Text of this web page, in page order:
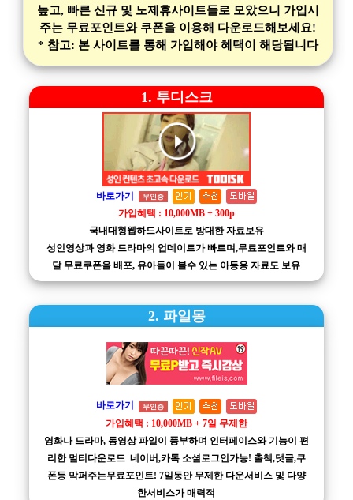
높고, 빠른 신규 및 노제휴사이트들로 모았으니 가입시
주는 무료포인트와 쿠폰을 이용해 다운로드해보세요!
* 참고: 본 사이트를 통해 가입해야 혜택이 해당됩니다
1. 투디스크
바로가기 무인증
가입혜택 : 10,000MB + 300p
국내대형웹하드사이트로 방대한 자료보유
성인영상과 영화 드라마의 업데이트가 빠르며,무료포인트와 매
달 무료쿠폰을 배포, 유아들이 볼수 있는 아동용 자료도 보유
2. 파일몽
바로가기 무인증
가입혜택 : 10,000MB + 7일 무제한
영화나 드라마, 동영상 파일이 풍부하며 인터페이스와 기능이 편
리한 멀티다운로드 네이버,카톡 소셜로그인가능! 출첵,댓글,쿠
폰등 막퍼주는무료포인트! 7일동안 무제한 다운서비스 및 다양
한서비스가 매력적